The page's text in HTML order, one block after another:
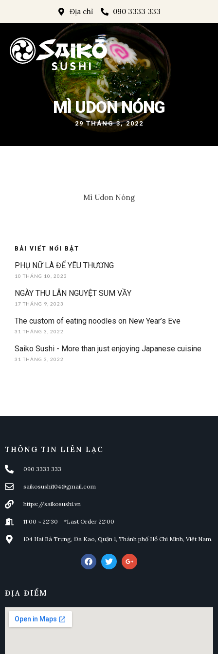
Địa chỉ 090 3333 333
MÌ UDON NÓNG
29 THÁNG 3, 2022
Mì Udon Nóng
BÀI VIẾT NỔI BẬT
PHỤ NỮ LÀ ĐỂ YÊU THƯƠNG
10 THÁNG 10, 2023
NGÀY THU LÂN NGUYỆT SUM VẦY
17 THÁNG 9, 2023
The custom of eating noodles on New Year’s Eve
31 THÁNG 3, 2022
Saiko Sushi - More than just enjoying Japanese cuisine
31 THÁNG 3, 2022
THÔNG TIN LIÊN LẠC
090 3333 333
saikosushi104@gmail.com
https://saikosushi.vn
11:00 ~ 22:30 *Last Order 22:00
104 Hai Bà Trưng, Đa Kao, Quận 1, Thành phố Hồ Chí Minh, Việt Nam.
ĐỊA ĐIỂM